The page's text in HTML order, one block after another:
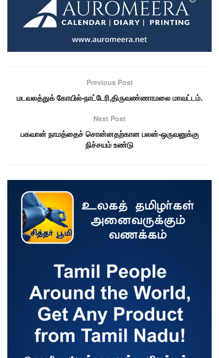
Previous Post
மடவலத்துக் கோயில்-நாட்டேரி,திருவண்ணாமலை மாவட்டம்.
Next Post
பகவான் நாமத்தைச் சொன்னதற்கான பலன்-ஒருவனுக்கு
நிச்சயம் உண்டு